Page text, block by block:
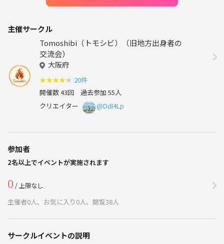
主催サークル
Tomoshibi（トモシビ）（旧地方出身者の
交流会）
大阪府
★★★★★ 20件
開催数 43回 過去参加 55人
クリエイター
@DdI4Lp
参加者
2名以上でイベントが実施されます
0 / 上限なし
主催者0人、お気に入り0人、閲覧38人
サークルイベントの説明